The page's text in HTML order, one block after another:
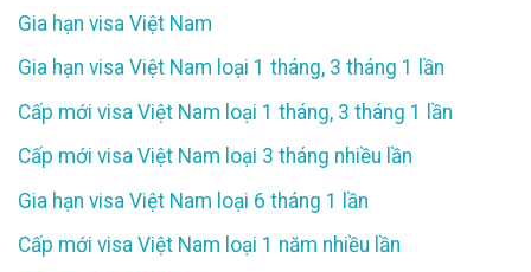
Gia hạn visa Việt Nam
Gia hạn visa Việt Nam loại 1 tháng, 3 tháng 1 lần
Cấp mới visa Việt Nam loại 1 tháng, 3 tháng 1 lần
Cấp mới visa Việt Nam loại 3 tháng nhiều lần
Gia hạn visa Việt Nam loại 6 tháng 1 lần
Cấp mới visa Việt Nam loại 1 năm nhiều lần